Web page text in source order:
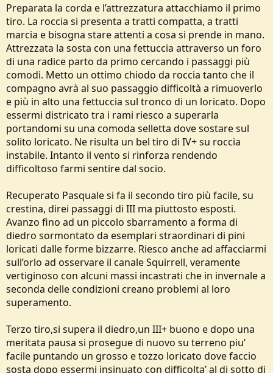
Preparata la corda e l’attrezzatura attacchiamo il primo
tiro. La roccia si presenta a tratti compatta, a tratti
marcia e bisogna stare attenti a cosa si prende in mano.
Attrezzata la sosta con una fettuccia attraverso un foro
di una radice parto da primo cercando i passaggi più
comodi. Metto un ottimo chiodo da roccia tanto che il
compagno avrà al suo passaggio difficoltà a rimuoverlo
e più in alto una fettuccia sul tronco di un loricato. Dopo
essermi districato tra i rami riesco a superarla
portandomi su una comoda selletta dove sostare sul
solito loricato. Ne risulta un bel tiro di IV+ su roccia
instabile. Intanto il vento si rinforza rendendo
difficoltoso farmi sentire dal socio.
Recuperato Pasquale si fa il secondo tiro più facile, su
crestina, direi passaggi di III ma piuttosto esposti.
Avanzo fino ad un piccolo sbarramento a forma di
diedro sormontato da esemplari straordinari di pini
loricati dalle forme bizzarre. Riesco anche ad affacciarmi
sull’orlo ad osservare il canale Squirrell, veramente
vertiginoso con alcuni massi incastrati che in invernale a
seconda delle condizioni creano problemi al loro
superamento.
Terzo tiro,si supera il diedro,un III+ buono e dopo una
meritata pausa si prosegue di nuovo su terreno piu’
facile puntando un grosso e tozzo loricato dove faccio
sosta dopo essermi insinuato con difficolta’ al di sotto di